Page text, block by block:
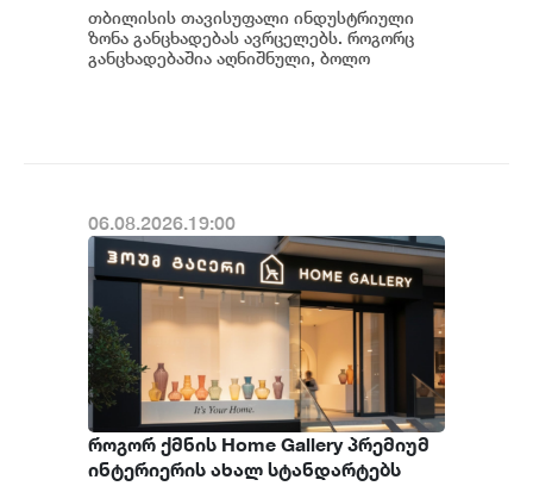
ავრცელებს
თბილისის თავისუფალი ინდუსტრიული
ზონა განცხადებას ავრცელებს. როგორც
განცხადებაშია აღნიშნული, ბოლო
06.08.2026.19:00
როგორ ქმნის Home Gallery პრემიუმ
ინტერიერის ახალ სტანდარტებს